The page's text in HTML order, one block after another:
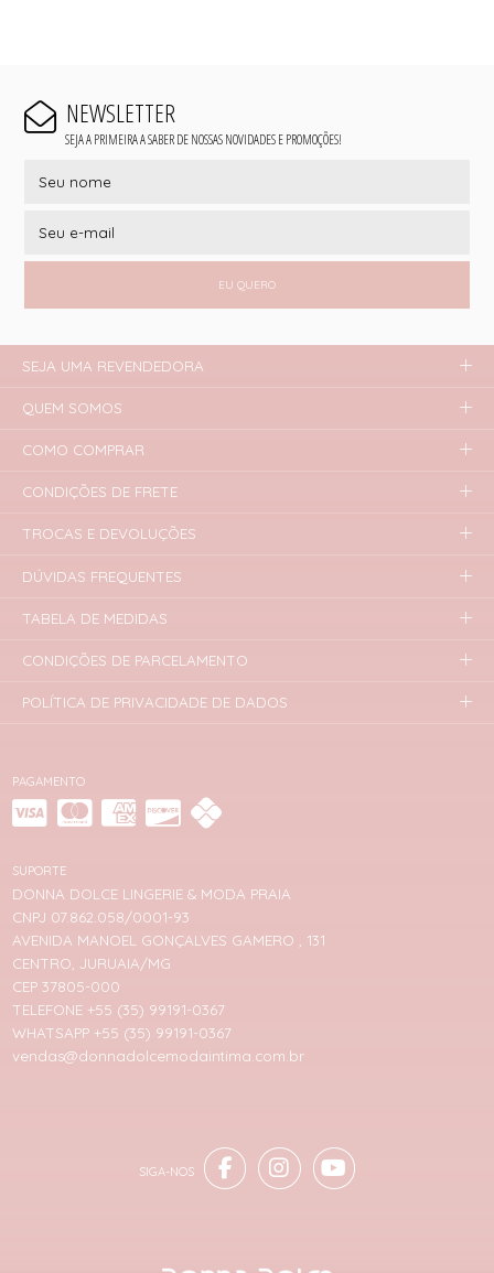
NEWSLETTER
SEJA A PRIMEIRA A SABER DE NOSSAS NOVIDADES E PROMOÇÕES!
EU QUERO
PAGAMENTO
SUPORTE
DONNA DOLCE LINGERIE & MODA PRAIA
CNPJ 07.862.058/0001-93
AVENIDA MANOEL GONÇALVES GAMERO , 131
CENTRO, JURUAIA/MG
CEP 37805-000
TELEFONE +55 (35) 99191-0367
WHATSAPP +55 (35) 99191-0367
vendas@donnadolcemodaintima.com.br
SEJA UMA REVENDEDORA
QUEM SOMOS
COMO COMPRAR
CONDIÇÕES DE FRETE
TROCAS E DEVOLUÇÕES
DÚVIDAS FREQUENTES
TABELA DE MEDIDAS
CONDIÇÕES DE PARCELAMENTO
POLÍTICA DE PRIVACIDADE DE DADOS